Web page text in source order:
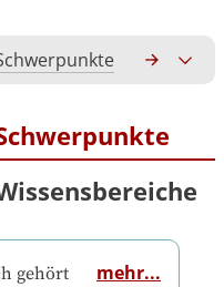
gehört
mehr...